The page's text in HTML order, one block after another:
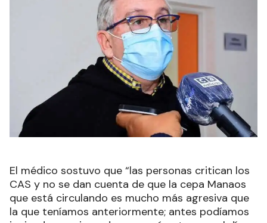
El médico sostuvo que “las personas critican los
CAS y no se dan cuenta de que la cepa Manaos
que está circulando es mucho más agresiva que
la que teníamos anteriormente; antes podíamos